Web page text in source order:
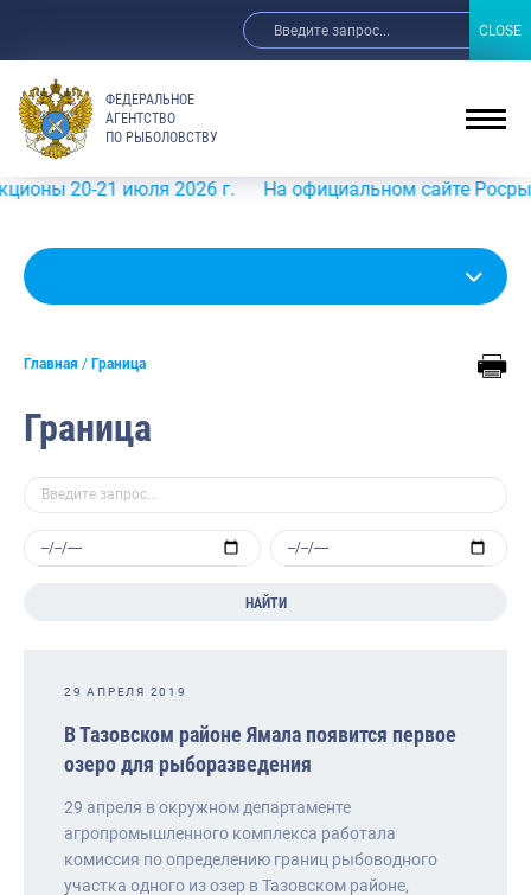
ФЕДЕРАЛЬНОЕ
АГЕНТСТВО
ПО РЫБОЛОВСТВУ
21 июля 2026 г. На официальном сайте
Главная Граница
Граница
НАЙТИ
29 АПРЕЛЯ 2019
В Тазовском районе Ямала появится первое
озеро для рыборазведения
29 апреля в окружном департаменте
агропромышленного комплекса работала
комиссия по определению границ рыбоводного
участка одного из озер в Тазовском районе,
CLOSE
CLOSE